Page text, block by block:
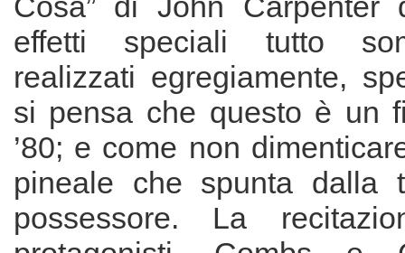
effetti speciali tutto
realizzati egregiamente,
si pensa che questo è un
’80; e come non
pineale che spunta dalla
possessore. La